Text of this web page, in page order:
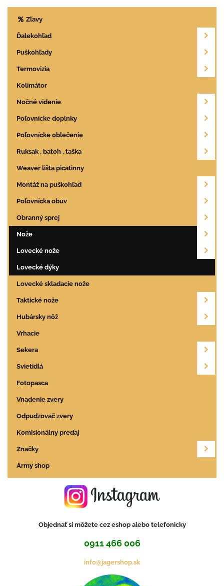
Zľavy
Ďalekohľad
Puškohľady
Termovizia
Kolimátor
Nočné videnie
Poľovnícke doplnky
Poľovnícke oblečenie
Ruksak , batoh , taška
Weaver lišta picatinny
Montáž na puškohľad
Poľovnícka obuv
Obranný sprej
Nože
Lovecké nože
Lovecké dýky
Lovecké skladacie nože
Taktické nože
Hubársky nôž
Vrhacie
Sekera
Svietidlá
Fotopasca
Vnadenie zvery
Odpudzovač zvery
Komisionálny predaj
Značky
Army shop
Objednať si môžete cez eshop alebo telefonicky
0911 466 006
info@jagershop.sk